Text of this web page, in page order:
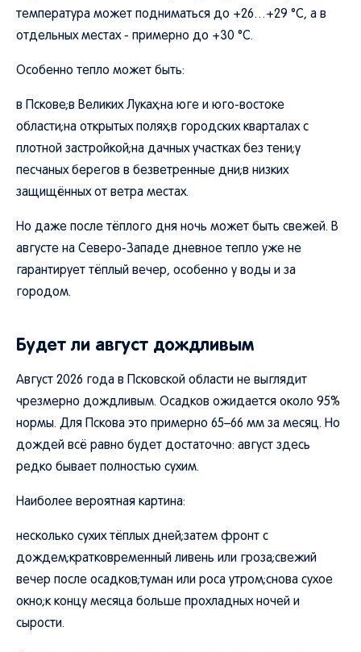
температура может подниматься до +26…+29 °C, а в
отдельных местах - примерно до +30 °C.
Особенно тепло может быть:
в Пскове;в Великих Луках;на юге и юго-востоке
области;на открытых полях;в городских кварталах с
плотной застройкой;на дачных участках без тени;у
песчаных берегов в безветренные дни;в низких
защищённых от ветра местах.
Но даже после тёплого дня ночь может быть свежей. В
августе на Северо-Западе дневное тепло уже не
гарантирует тёплый вечер, особенно у воды и за
городом.
Будет ли август дождливым
Август 2026 года в Псковской области не выглядит
чрезмерно дождливым. Осадков ожидается около 95%
нормы. Для Пскова это примерно 65–66 мм за месяц. Но
дождей всё равно будет достаточно: август здесь
редко бывает полностью сухим.
Наиболее вероятная картина:
несколько сухих тёплых дней;затем фронт с
дождем;кратковременный ливень или гроза;свежий
вечер после осадков;туман или роса утром;снова сухое
окно;к концу месяца больше прохладных ночей и
сырости.